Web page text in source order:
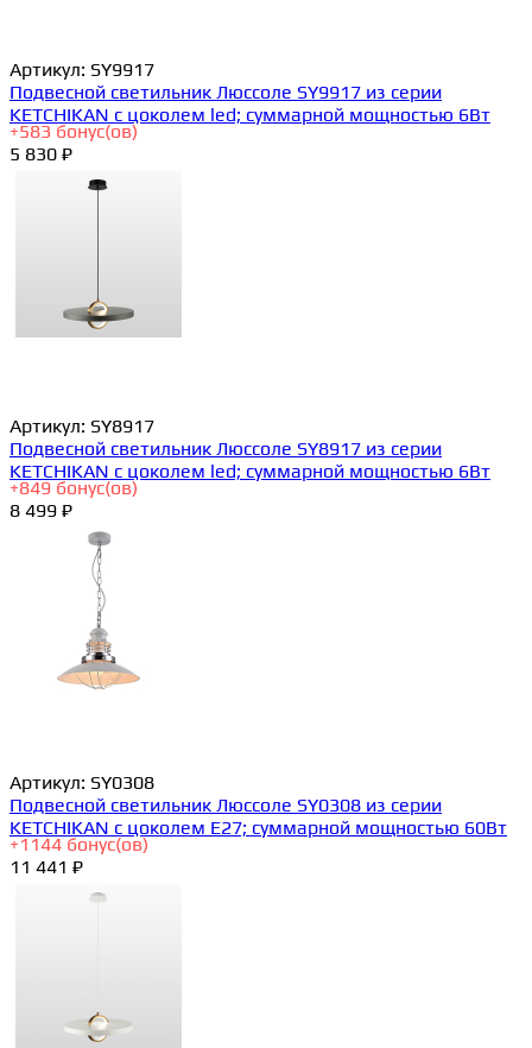
Артикул: SY9917
Подвесной светильник Люссоле SY9917 из серии
KETCHIKAN с цоколем led; суммарной мощностью 6Вт
+583 бонус(ов)
5 830 ₽
Артикул: SY8917
Подвесной светильник Люссоле SY8917 из серии
KETCHIKAN с цоколем led; суммарной мощностью 6Вт
+849 бонус(ов)
8 499 ₽
Артикул: SY0308
Подвесной светильник Люссоле SY0308 из серии
KETCHIKAN с цоколем E27; суммарной мощностью 60Вт
+1144 бонус(ов)
11 441 ₽